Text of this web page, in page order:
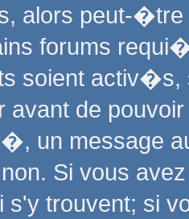
alors peut-
forums
soient
avant de
un message
Si vous
s'y trouvent; si